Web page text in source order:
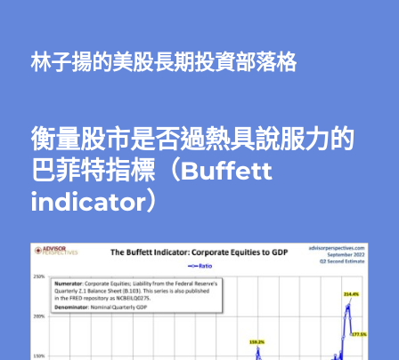
林子揚的美股長期投資部落格
衡量股市是否過熱具說服力的
巴菲特指標（Buffett
indicator）